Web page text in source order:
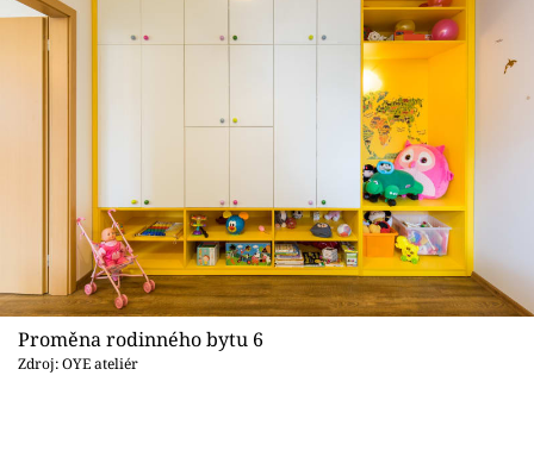
Proměna rodinného bytu 6
Zdroj: OYE ateliér